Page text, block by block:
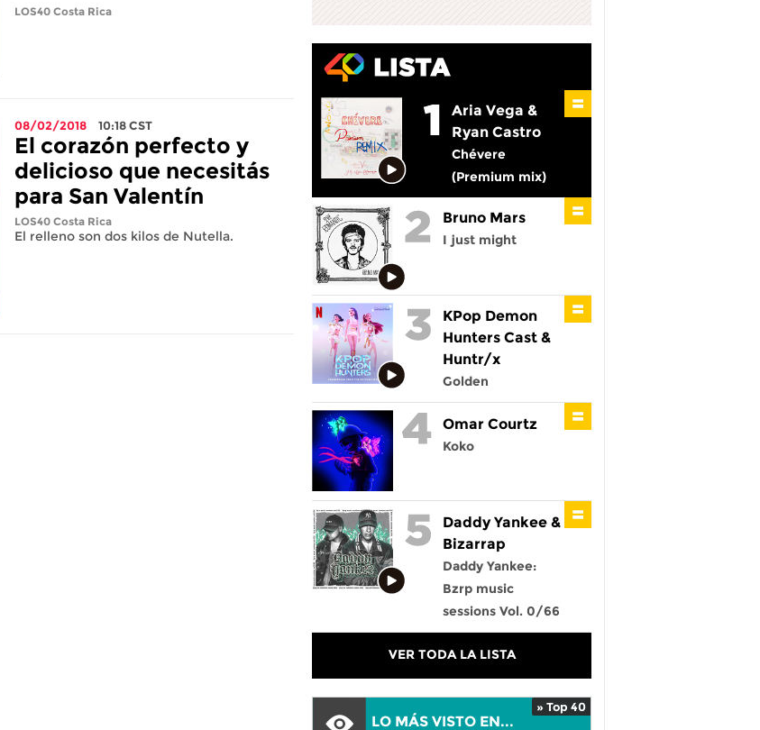
LOS40 Costa Rica
08/02/2018 10:18CST
El corazón perfecto y
delicioso que necesitás
para San Valentín
LOS40 Costa Rica
El relleno son dos kilos de Nutella.
Aria Vega &
Ryan Castro
Chévere
(Premium mix)
Bruno Mars
I just might
KPop Demon
Hunters Cast &
Huntr/x
Golden
Omar Courtz
Koko
Daddy Yankee &
Bizarrap
Daddy Yankee:
Bzrp music
sessions Vol. 0/66
VER TODA LA LISTA
LO MÁS VISTO EN...
» Top 40